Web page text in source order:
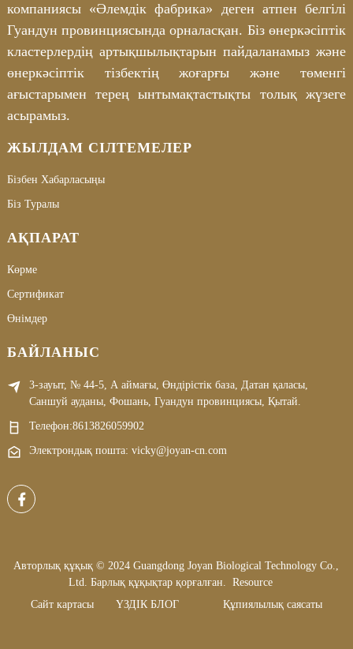
компаниясы «Әлемдік фабрика» деген атпен белгілі
Гуандун провинциясында орналасқан. Біз өнеркәсіптік
кластерлердің артықшылықтарын пайдаланамыз және
өнеркәсіптік тізбектің жоғарғы және төменгі
ағыстарымен терең ынтымақтастықты толық жүзеге
асырамыз.
ЖЫЛДАМ СІЛТЕМЕЛЕР
Бізбен Хабарласыңы
Біз Туралы
АҚПАРАТ
Көрме
Сертификат
Өнімдер
БАЙЛАНЫС
3-зауыт, № 44-5, А аймағы, Өндірістік база, Датан қаласы,
Саншуй ауданы, Фошань, Гуандун провинциясы, Қытай.
Телефон:8613826059902
Электрондық пошта: vicky@joyan-cn.com
Авторлық құқық © 2024 Guangdong Joyan Biological Technology Co.,
Ltd. Барлық құқықтар қорғалған.
Resource
Сайт картасы
ҮЗДІК БЛОГ Құпиялылық саясаты